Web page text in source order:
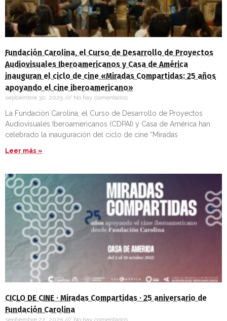
Fundación Carolina, el Curso de Desarrollo de Proyectos
Audiovisuales Iberoamericanos y Casa de América
inauguran el ciclo de cine «Miradas Compartidas: 25 años
apoyando el cine iberoamericano»
septiembre 30, 2025 No hay comentarios
La Fundación Carolina, el Curso de Desarrollo de Proyectos
Audiovisuales Iberoamericanos (CDPAI) y Casa de América han
celebrado la inauguración del ciclo de cine “Miradas
Leer más »
CICLO DE CINE · Miradas Compartidas · 25 aniversario de
Fundación Carolina
septiembre 22, 2025 No hay comentarios